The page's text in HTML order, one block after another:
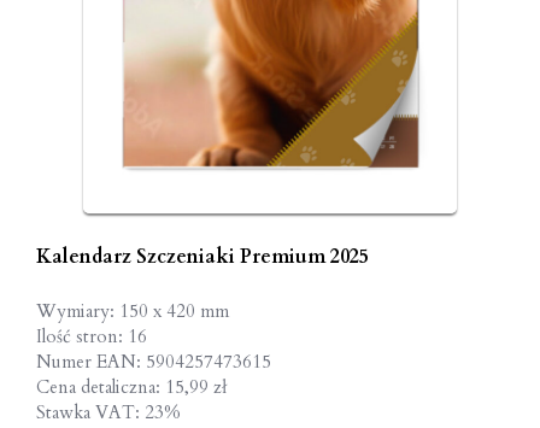
Kalendarz Szczeniaki Premium 2025
Wymiary: 150 x 420 mm
Ilość stron: 16
Numer EAN: 5904257473615
Cena detaliczna: 15,99 zł
Stawka VAT: 23%